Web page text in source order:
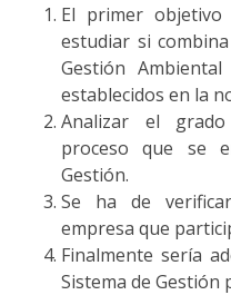
El primer
estudiar si
Gestión
establecidos en la
Analizar el
proceso que se
Gestión.
Se ha de
empresa que
Finalmente sería
Sistema de Gestión